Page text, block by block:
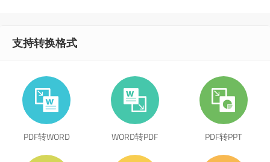
支持转换格式
PDF转WORD WORD转PDF PDF转PPT